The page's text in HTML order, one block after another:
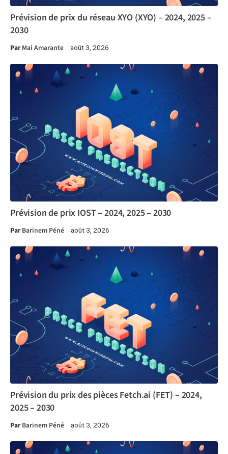
Prévision de prix du réseau XYO (XYO) – 2024, 2025 –
2030
ParMai Amarante août 3, 2026
Prévision de prix IOST – 2024, 2025 – 2030
ParBarinem Péné août 3, 2026
Prévision du prix des pièces Fetch.ai (FET) – 2024,
2025 – 2030
ParBarinem Péné août 3, 2026